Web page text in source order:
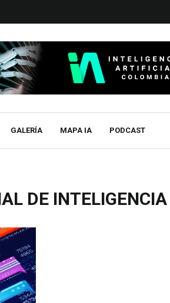
GALERÍA MAPA IA PODCAST
DE